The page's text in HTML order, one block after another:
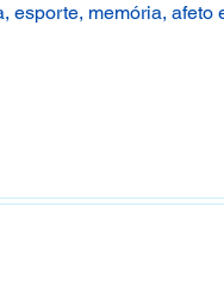
esporte, memória, afeto